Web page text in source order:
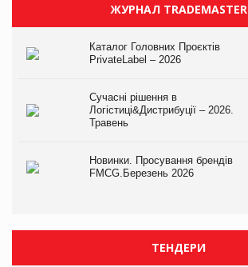
ЖУРНАЛ TRADEMASTER
Каталог Головних Проєктів
PrivateLabel – 2026
Сучасні рішення в
Логістиці&Дистрибуції – 2026.
Травень
Новинки. Просування брендів
FMCG.Березень 2026
ТЕНДЕРИ